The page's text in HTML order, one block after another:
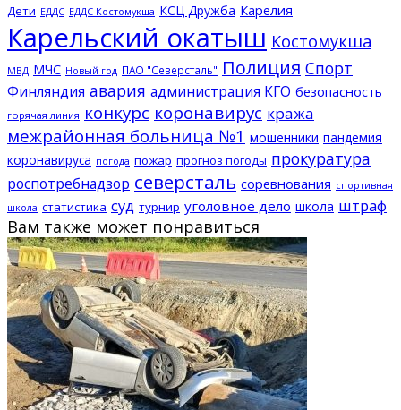
Дети ЕДДС ЕДДС Костомукша КСЦ Дружба Карелия
Карельский окатыш Костомукша
МВД МЧС Новый год ПАО "Северсталь" Полиция Спорт
Финляндия авария администрация КГО безопасность
горячая линия конкурс коронавирус кража
межрайонная больница №1 мошенники пандемия
коронавируса погода пожар прогноз погоды прокуратура
роспотребнадзор северсталь соревнования спортивная
школа статистика суд турнир уголовное дело школа штраф
Вам также может понравиться